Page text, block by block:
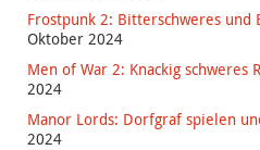
Frostpunk 2: Bitterschweres
Oktober 2024
Men of War 2: Knackig schweres
2024
Manor Lords: Dorfgraf spielen
2024